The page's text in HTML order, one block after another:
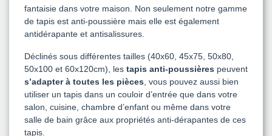
fantaisie dans votre maison. Non seulement notre gamme
de tapis est anti-poussière mais elle est également
antidérapante et antisalissures.
Déclinés sous différentes tailles (40x60, 45x75, 50x80,
50x100 et 60x120cm), les tapis anti-poussières peuvent
s’adapter à toutes les pièces , vous pouvez aussi bien
utiliser un tapis dans un couloir d’entrée que dans votre
salon, cuisine, chambre d’enfant ou même dans votre
salle de bain grâce aux propriétés anti-dérapantes de ces
tapis.